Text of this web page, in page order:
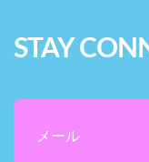
STAY